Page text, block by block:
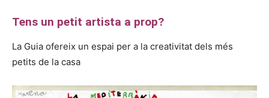
Tens un petit artista a prop?
La Guia ofereix un espai per a la creativitat dels més
petits de la casa